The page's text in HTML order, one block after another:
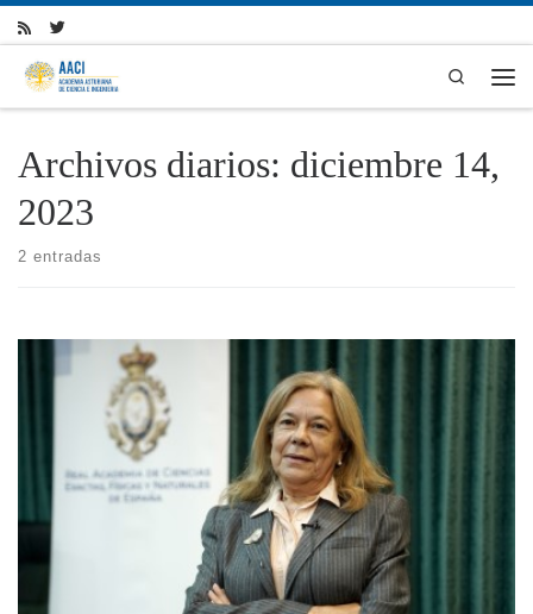
Skip to content
Search
Archivos diarios: diciembre 14,
2023
2 entradas